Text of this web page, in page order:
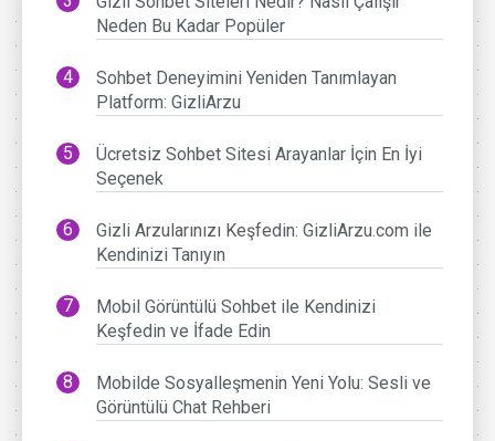
Neden Bu Kadar Popüler
Sohbet Deneyimini Yeniden Tanımlayan
Platform: GizliArzu
Ücretsiz Sohbet Sitesi Arayanlar İçin En İyi
Seçenek
Gizli Arzularınızı Keşfedin: GizliArzu.com ile
Kendinizi Tanıyın
Mobil Görüntülü Sohbet ile Kendinizi
Keşfedin ve İfade Edin
Mobilde Sosyalleşmenin Yeni Yolu: Sesli ve
Görüntülü Chat Rehberi